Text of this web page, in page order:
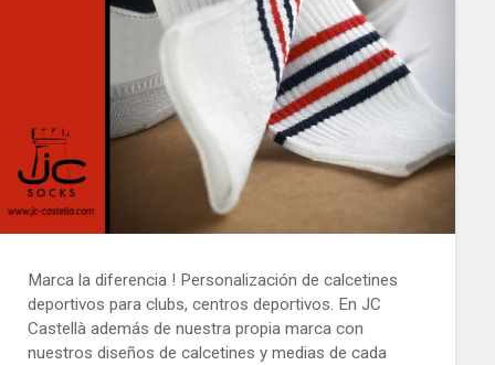
Marca la diferencia ! Personalización de calcetines
deportivos para clubs, centros deportivos. En JC
Castellà además de nuestra propia marca con
nuestros diseños de calcetines y medias de cada